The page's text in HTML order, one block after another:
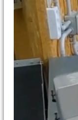
Леший –
Владислав
Кощей -
Ильченко
Кикимора -
Радькова
Василиса
Прекрасная